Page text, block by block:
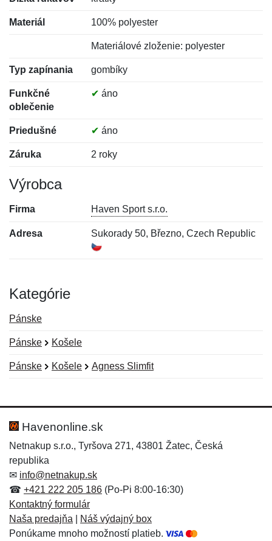
Materiál 100% polyester
Materiálové zloženie: polyester
Typ zapínania gombíky
Funkčné
oblečenie
✔ áno
Priedušné ✔ áno
Záruka 2 roky
Výrobca
Firma Haven Sport s.r.o.
Adresa Sukorady 50, Březno, Czech Republic
Kategórie
Pánske
Pánske Košele
Pánske Košele Agness Slimfit
Hodnotenie:
Meno:*
E-mail:
Meno:
E-mail:*
Správa*
Havenonline.sk
Netnakup s.r.o., Tyršova 271, 43801 Žatec, Česká
republika
✉ info@netnakup.sk
☎ +421 222 205 186 (Po-Pi 8:00-16:30)
Kontaktný formulár
Naša predajňa
Náš výdajný box
Ponúkame mnoho možností platieb.